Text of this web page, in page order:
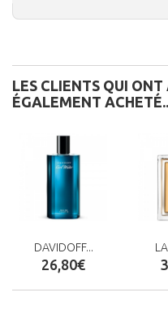
LES CLIENTS QUI
ÉGALEMENT
DAVIDOFF...
26,80€